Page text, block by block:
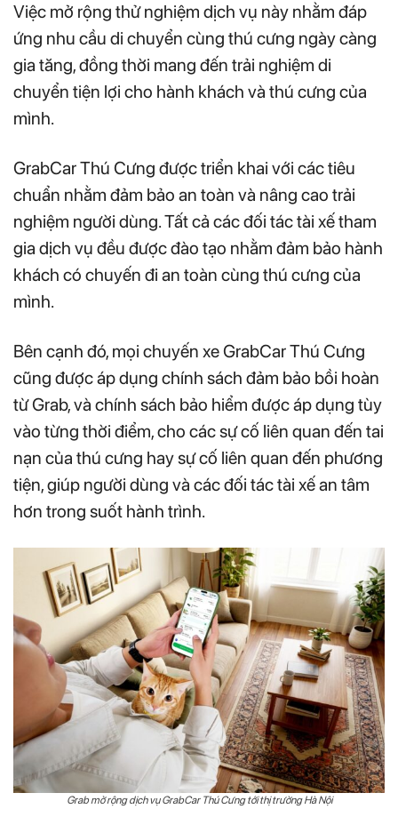
Việc mở rộng thử nghiệm dịch vụ này nhằm đáp
ứng nhu cầu di chuyển cùng thú cưng ngày càng
gia tăng, đồng thời mang đến trải nghiệm di
chuyển tiện lợi cho hành khách và thú cưng của
mình.
GrabCar Thú Cưng được triển khai với các tiêu
chuẩn nhằm đảm bảo an toàn và nâng cao trải
nghiệm người dùng. Tất cả các đối tác tài xế tham
gia dịch vụ đều được đào tạo nhằm đảm bảo hành
khách có chuyến đi an toàn cùng thú cưng của
mình.
Bên cạnh đó, mọi chuyến xe GrabCar Thú Cưng
cũng được áp dụng chính sách đảm bảo bồi hoàn
từ Grab, và chính sách bảo hiểm được áp dụng tùy
vào từng thời điểm, cho các sự cố liên quan đến tai
nạn của thú cưng hay sự cố liên quan đến phương
tiện, giúp người dùng và các đối tác tài xế an tâm
hơn trong suốt hành trình.
Grab mở rộng dịch vụ GrabCar Thú Cưng tới thị trường Hà Nội